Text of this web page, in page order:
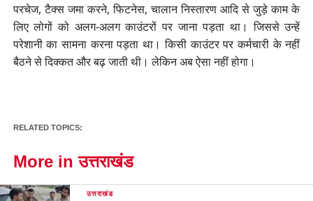
परचेज, टैक्स जमा करने, फिटनेस, चालान निस्तारण आदि से जुड़े काम के
लिए लोगों को अलग-अलग काउंटरों पर जाना पड़ता था। जिससे उन्हें
परेशानी का सामना करना पड़ता था। किसी काउंटर पर कर्मचारी के नहीं
बैठने से दिक्कत और बढ़ जाती थी। लेकिन अब ऐसा नहीं होगा।
RELATED TOPICS:
More in उत्तराखंड
उत्तराखंड